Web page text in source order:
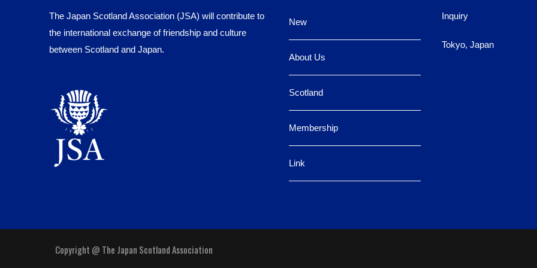
The Japan Scotland Association (JSA) will contribute to
the international exchange of friendship and culture
between Scotland and Japan.
New
About Us
Scotland
Membership
Link
Inquiry
Tokyo, Japan
Copyright @ The Japan Scotland Association